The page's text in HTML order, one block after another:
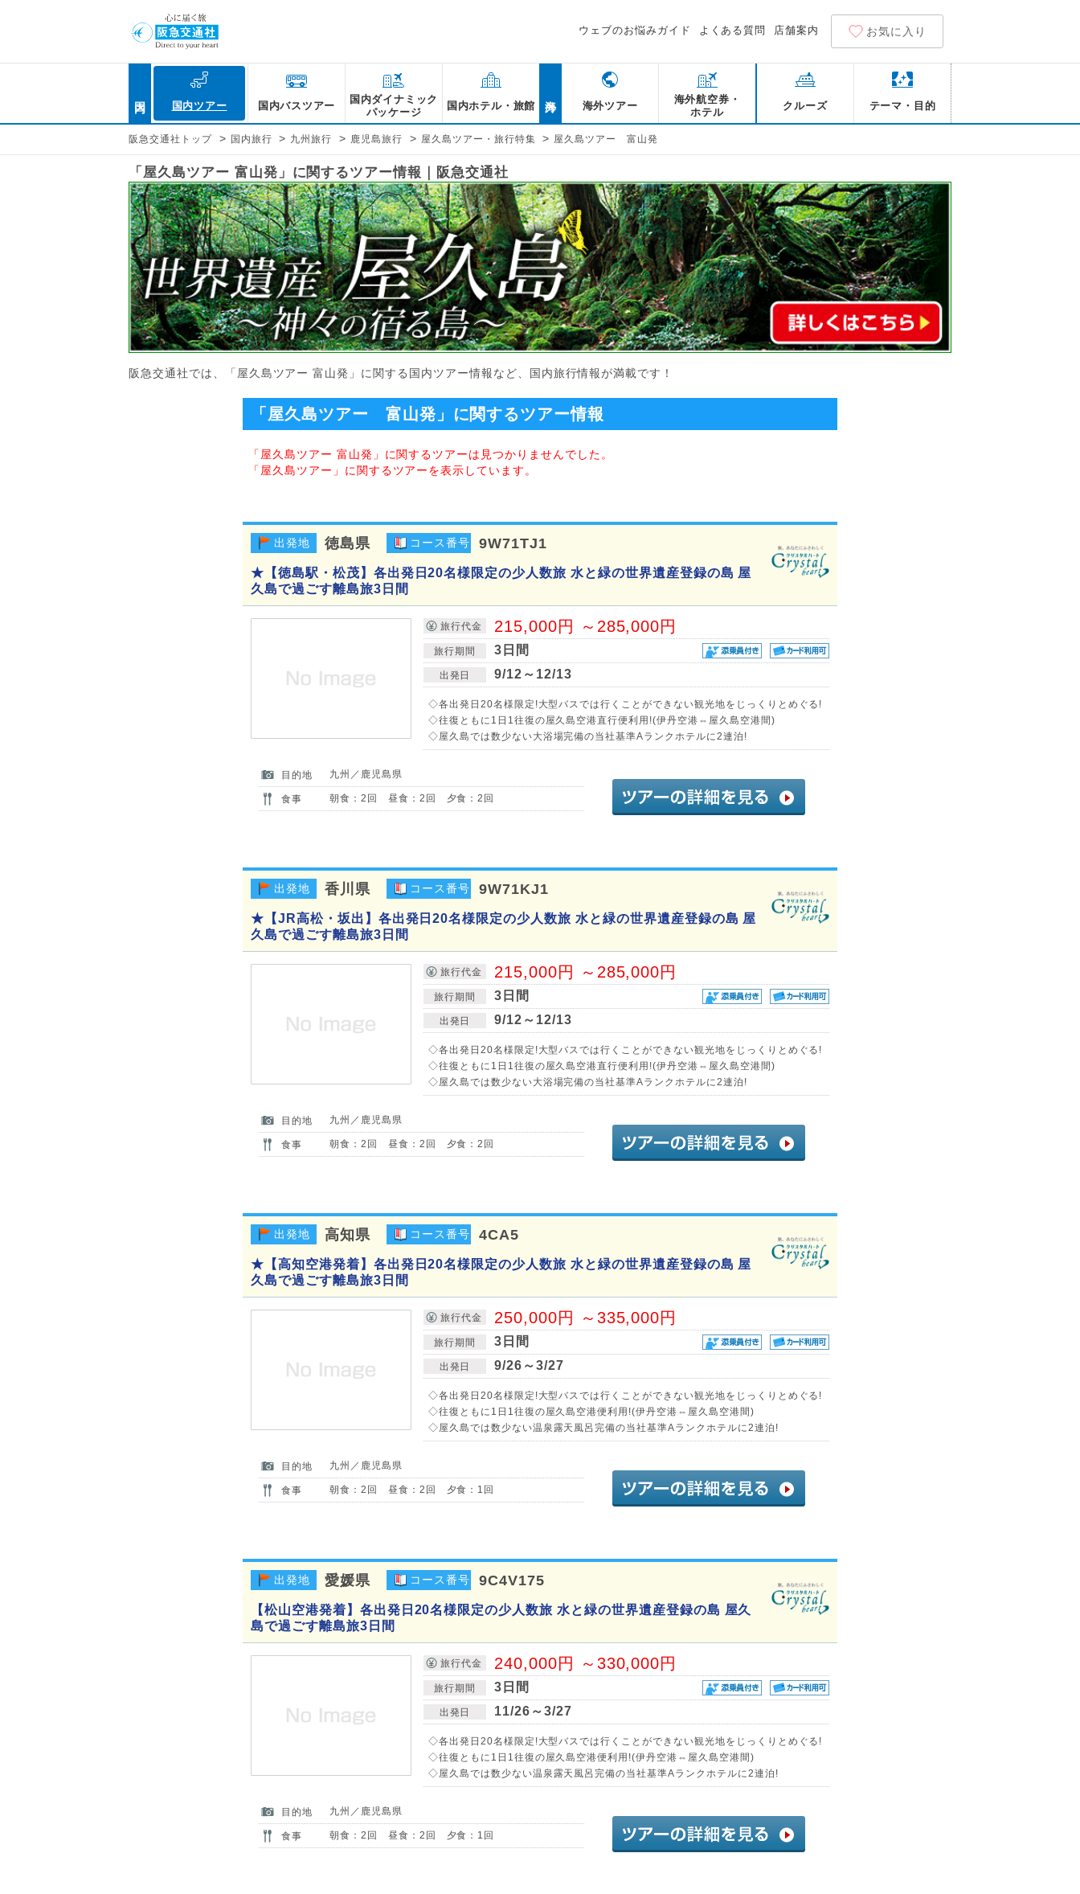
ウェブのお悩みガイド よくある質問 店舗案内 お気に入り
国内ツアー 国内バスツアー
国内ダイナミック
パッケージ
国内ホテル・旅館 海外ツアー
海外航空券・
ホテル
クルーズ テーマ・目的
阪急交通社トップ > 国内旅行 > 九州旅行 > 鹿児島旅行 > 屋久島ツアー・旅行特集 > 屋久島ツアー 富山発
「屋久島ツアー 富山発」に関するツアー情報｜阪急交通社
阪急交通社では、「屋久島ツアー 富山発」に関する国内ツアー情報など、国内旅行情報が満載です！
「屋久島ツアー 富山発」に関するツアー情報
「屋久島ツアー 富山発」に関するツアーは見つかりませんでした。
「屋久島ツアー」に関するツアーを表示しています。
出発地 徳島県 コース番号 9W71TJ1
★【徳島駅・松茂】各出発日20名様限定の少人数旅 水と緑の世界遺産登録の島 屋
久島で過ごす離島旅3日間
旅行代金 215,000円 ～285,000円
旅行期間 3日間
出発日 9/12～12/13
◇各出発日20名様限定!大型バスでは行くことができない観光地をじっくりとめぐる!
◇往復ともに1日1往復の屋久島空港直行便利用!(伊丹空港⇔屋久島空港間)
◇屋久島では数少ない大浴場完備の当社基準Aランクホテルに2連泊!
目的地 九州／鹿児島県
食事 朝食：2回 昼食：2回 夕食：2回
出発地 香川県 コース番号 9W71KJ1
★【JR高松・坂出】各出発日20名様限定の少人数旅 水と緑の世界遺産登録の島 屋
久島で過ごす離島旅3日間
旅行代金 215,000円 ～285,000円
旅行期間 3日間
出発日 9/12～12/13
◇各出発日20名様限定!大型バスでは行くことができない観光地をじっくりとめぐる!
◇往復ともに1日1往復の屋久島空港直行便利用!(伊丹空港⇔屋久島空港間)
◇屋久島では数少ない大浴場完備の当社基準Aランクホテルに2連泊!
目的地 九州／鹿児島県
食事 朝食：2回 昼食：2回 夕食：2回
出発地 高知県 コース番号 4CA5
★【高知空港発着】各出発日20名様限定の少人数旅 水と緑の世界遺産登録の島 屋
久島で過ごす離島旅3日間
旅行代金 250,000円 ～335,000円
旅行期間 3日間
出発日 9/26～3/27
◇各出発日20名様限定!大型バスでは行くことができない観光地をじっくりとめぐる!
◇往復ともに1日1往復の屋久島空港便利用!(伊丹空港⇔屋久島空港間)
◇屋久島では数少ない温泉露天風呂完備の当社基準Aランクホテルに2連泊!
目的地 九州／鹿児島県
食事 朝食：2回 昼食：2回 夕食：1回
出発地 愛媛県 コース番号 9C4V175
【松山空港発着】各出発日20名様限定の少人数旅 水と緑の世界遺産登録の島 屋久
島で過ごす離島旅3日間
旅行代金 240,000円 ～330,000円
旅行期間 3日間
出発日 11/26～3/27
◇各出発日20名様限定!大型バスでは行くことができない観光地をじっくりとめぐる!
◇往復ともに1日1往復の屋久島空港便利用!(伊丹空港⇔屋久島空港間)
◇屋久島では数少ない温泉露天風呂完備の当社基準Aランクホテルに2連泊!
目的地 九州／鹿児島県
食事 朝食：2回 昼食：2回 夕食：1回